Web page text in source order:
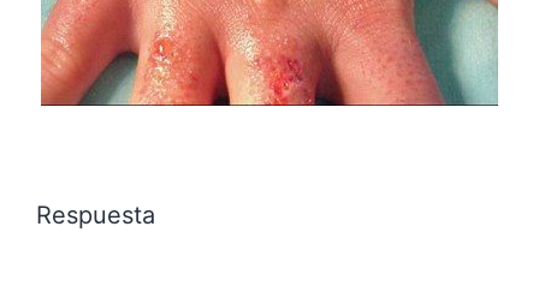
Respuesta